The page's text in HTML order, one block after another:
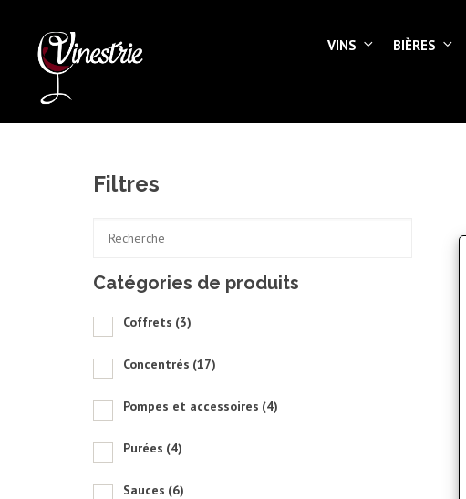
VINS BIÈRES
Filtres
Catégories de produits
Coffrets (3)
Concentrés (17)
Pompes et accessoires (4)
Purées (4)
Sauces (6)